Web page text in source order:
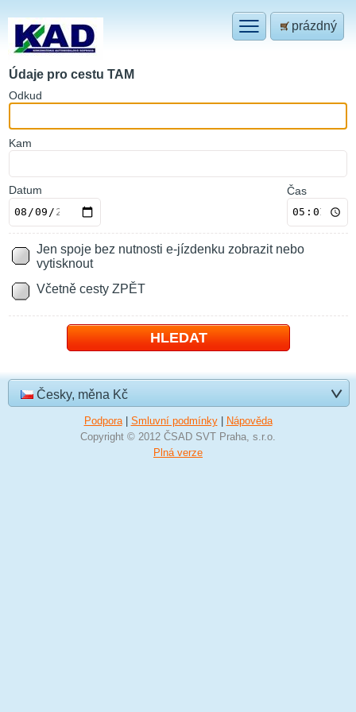
prázdný
Údaje pro cestu TAM
Odkud
Kam
Čas
Datum
Jen spoje bez nutnosti e-jízdenku zobrazit nebo
vytisknout
Včetně cesty ZPĚT
Česky, měna Kč
Podpora| Smluvní podmínky|
Nápověda
Copyright © 2012 ČSAD SVT Praha, s.r.o.
Plná verze